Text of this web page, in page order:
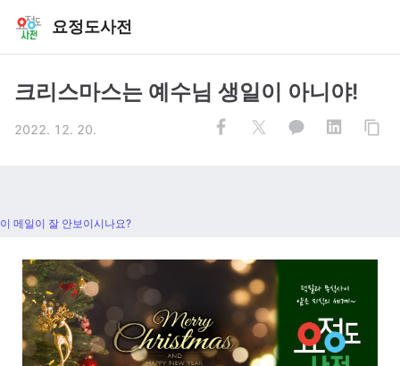
요정도사전
크리스마스는 예수님 생일이 아니야!
2022. 12. 20.
이 메일이 잘 안보이시나요?